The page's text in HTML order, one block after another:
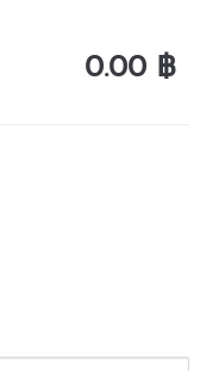
0.00 ฿